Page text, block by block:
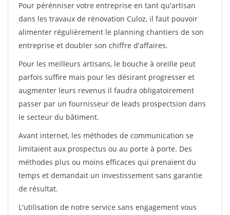
Pour pérénniser votre entreprise en tant qu'artisan
dans les travaux de rénovation Culoz, il faut pouvoir
alimenter régulièrement le planning chantiers de son
entreprise et doubler son chiffre d'affaires.
Pour les meilleurs artisans, le bouche à oreille peut
parfois suffire mais pour les désirant progresser et
augmenter leurs revenus il faudra obligatoirement
passer par un fournisseur de leads prospectsion dans
le secteur du bâtiment.
Avant internet, les méthodes de communication se
limitaient aux prospectus ou au porte à porte. Des
méthodes plus ou moins efficaces qui prenaient du
temps et demandait un investissement sans garantie
de résultat.
L'utilisation de notre service sans engagement vous